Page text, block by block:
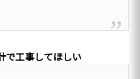
で工事してほしい